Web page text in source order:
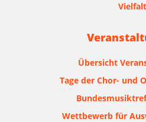
Vielfalt
Übersicht
Tage der Chor- und
Wettbewerb für